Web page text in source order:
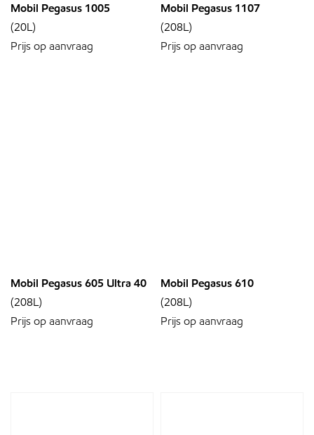
Mobil Pegasus 1005
(20L)
Prijs op aanvraag
Mobil Pegasus 1107
(208L)
Prijs op aanvraag
Mobil Pegasus 605 Ultra 40
(208L)
Prijs op aanvraag
Mobil Pegasus 610
(208L)
Prijs op aanvraag